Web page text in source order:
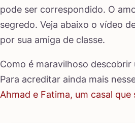
pode ser correspondido. O
segredo. Veja abaixo o vídeo
por sua amiga de classe.
Como é maravilhoso
Para acreditar ainda mais
Ahmad e Fatima, um casal que